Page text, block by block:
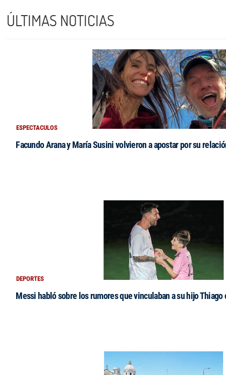
ÚLTIMAS NOTICIAS
ESPECTACULOS
Facundo Arana y María Susini volvieron a apostar por su
DEPORTES
Messi habló sobre los rumores que vinculaban a su hijo Thiago